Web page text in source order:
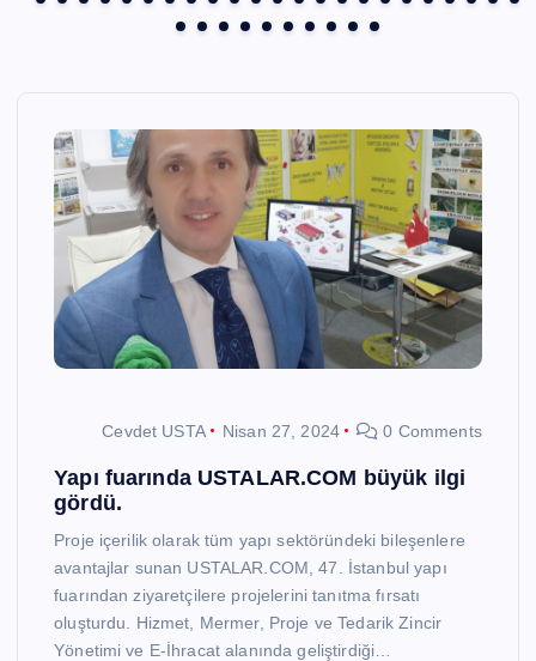
Cevdet USTA Nisan 27, 2024 0 Comments
Yapı fuarında USTALAR.COM büyük ilgi
gördü.
Proje içerilik olarak tüm yapı sektöründeki bileşenlere
avantajlar sunan USTALAR.COM, 47. İstanbul yapı
fuarından ziyaretçilere projelerini tanıtma fırsatı
oluşturdu. Hizmet, Mermer, Proje ve Tedarik Zincir
Yönetimi ve E-İhracat alanında geliştirdiği…